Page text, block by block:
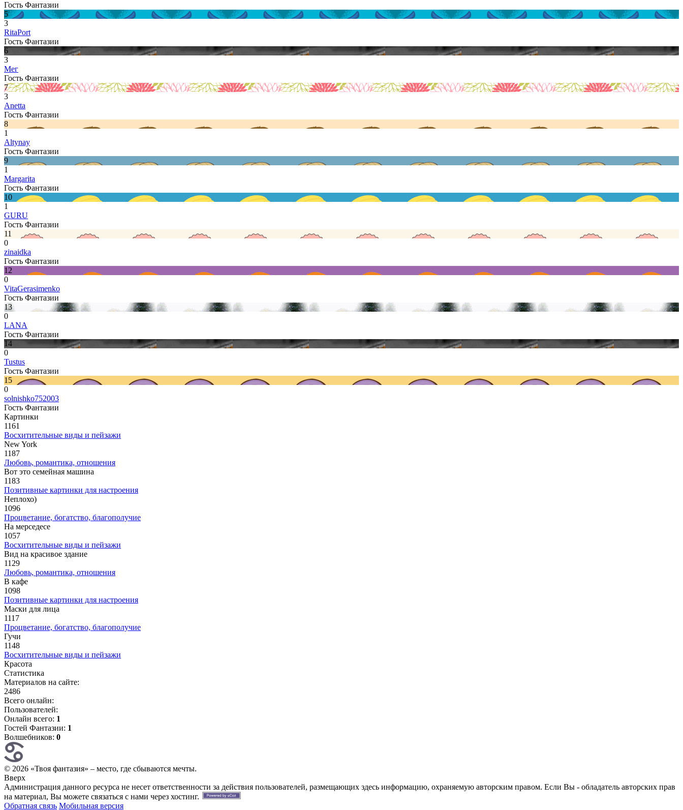
Гость Фантазии
5
3
RitaPort
Гость Фантазии
6
3
Мег
Гость Фантазии
7
3
Anetta
Гость Фантазии
8
1
Altynay
Гость Фантазии
9
1
Margarita
Гость Фантазии
10
1
GURU
Гость Фантазии
11
0
zinaidka
Гость Фантазии
12
0
VitaGerasimenko
Гость Фантазии
13
0
LANA
Гость Фантазии
14
0
Tustus
Гость Фантазии
15
0
solnishko752003
Гость Фантазии
Картинки
1161
Восхитительные виды и пейзажи
New York
1187
Любовь, романтика, отношения
Вот это семейная машина
1183
Позитивные картинки для настроения
Неплохо)
1096
Процветание, богатство, благополучие
На мерседесе
1057
Восхитительные виды и пейзажи
Вид на красивое здание
1129
Любовь, романтика, отношения
В кафе
1098
Позитивные картинки для настроения
Маски для лица
1117
Процветание, богатство, благополучие
Гучи
1148
Восхитительные виды и пейзажи
Красота
Статистика
Материалов на сайте:
2486
Всего онлайн:
Пользователей:
Онлайн всего: 1
Гостей Фантазии: 1
Волшебников: 0
© 2026 «Твоя фантазия» – место, где сбываются мечты.
Вверх
Администрация данного ресурса не несет ответственности за действия пользователей, размещающих здесь информацию, охраняемую авторским правом. Если Вы - обладатель авторских прав
на материал, Вы можете связаться с нами через хостинг.
Обратная связь Мобильная версия